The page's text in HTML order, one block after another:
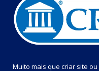
Muito mais que criar site ou